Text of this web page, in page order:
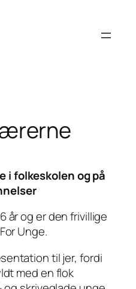
i folkeskolen og på
år og er den frivillige
Unge.
til jer, fordi
med en flok